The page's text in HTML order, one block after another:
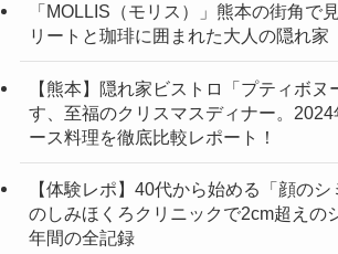
「MOLLIS（モリス）」熊本の街角で
リートと珈琲に囲まれた大人の隠れ家
【熊本】隠れ家ビストロ「プティボヌ
す、至福のクリスマスディナー。2024
ース料理を徹底比較レポート！
【体験レポ】40代から始める「顔の
のしみほくろクリニックで2cm超えの
年間の全記録